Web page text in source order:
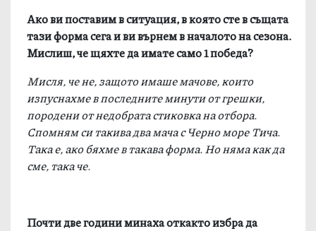
Ако ви поставим в ситуация, в която сте в същата
тази форма сега и ви върнем в началото на сезона.
Мислиш, че щяхте да имате само 1 победа?
Мисля, че не, защото имаше мачове, които
изпуснахме в последните минути от грешки,
породени от недобрата стиковка на отбора.
Спомням си такива два мача с Черно море Тича.
Така е, ако бяхме в такава форма. Но няма как да
сме, така че.
Почти две години минаха откакто избра да